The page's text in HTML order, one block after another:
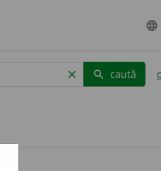
language
clear search caută